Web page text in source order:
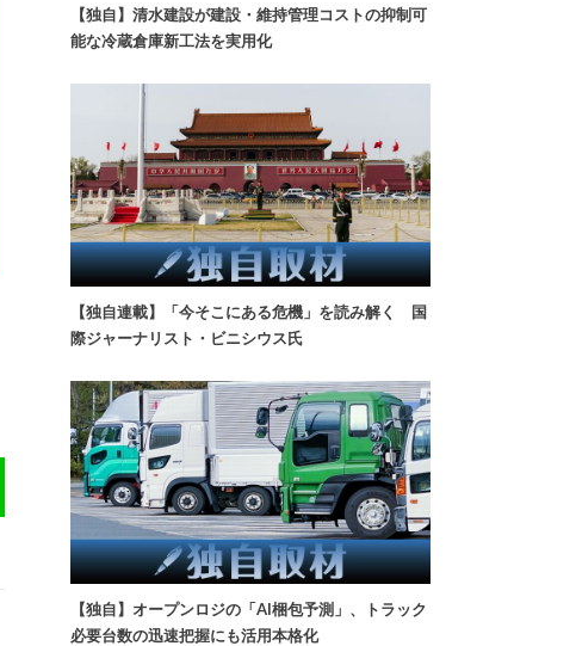
【独自】清水建設が建設・維持管理コストの抑制可
能な冷蔵倉庫新工法を実用化
【独自連載】「今そこにある危機」を読み解く 国
際ジャーナリスト・ビニシウス氏
【独自】オープンロジの「AI梱包予測」、トラック
必要台数の迅速把握にも活用本格化